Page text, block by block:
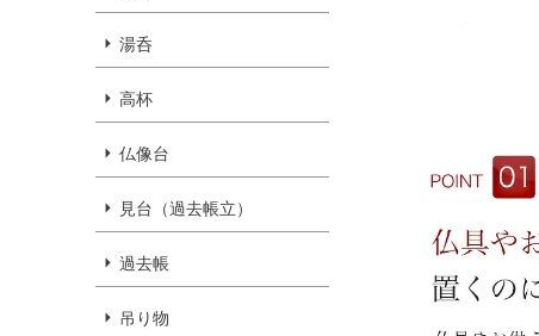
湯呑
高杯
仏像台
見台（過去帳立）
過去帳
吊り物